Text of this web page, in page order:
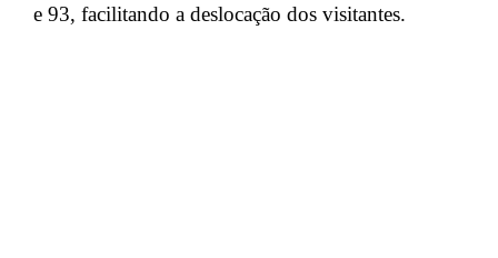
e 93, facilitando a deslocação dos visitantes.